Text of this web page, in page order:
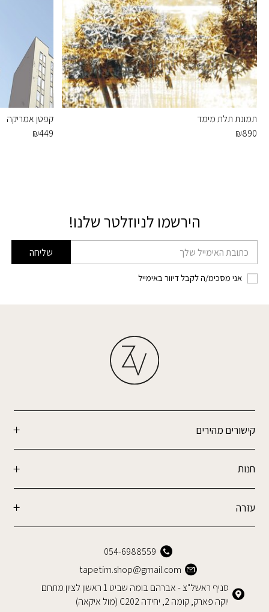
תמונת תלת מימד
₪890
קפטן אמריקה
₪449
הירשמו לניוזלטר שלנו!
דוא׳׳ל שליחה
אני מסכימ/ה לקבל דיוור באימייל
קישורים מהירים
חנות
עזרה
054-6988559
tapetim.shop@gmail.com
סניף ראשל"צ - אברהם בומה שביט 1 ראשון לציון מתחם
יוקה פארק, קומה 2, יחידה C202 (מול איקאה)